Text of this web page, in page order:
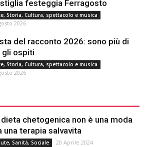
festeggia Ferragosto
Storia, Cultura, spettacolo e musica
2026
del racconto 2026: sono più di
gli ospiti
Storia, Cultura, spettacolo e musica
2026
dieta chetogenica non è una moda
una terapia salvavita
Sanità, Sociale 20 Aprile 2024